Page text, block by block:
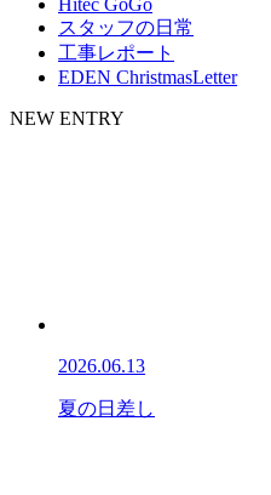
スタッフの日常
工事レポート
EDEN ChristmasLetter
NEW ENTRY
2026.06.13
夏の日差し